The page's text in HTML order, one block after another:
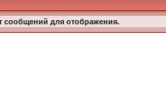
сообщений для отображения.